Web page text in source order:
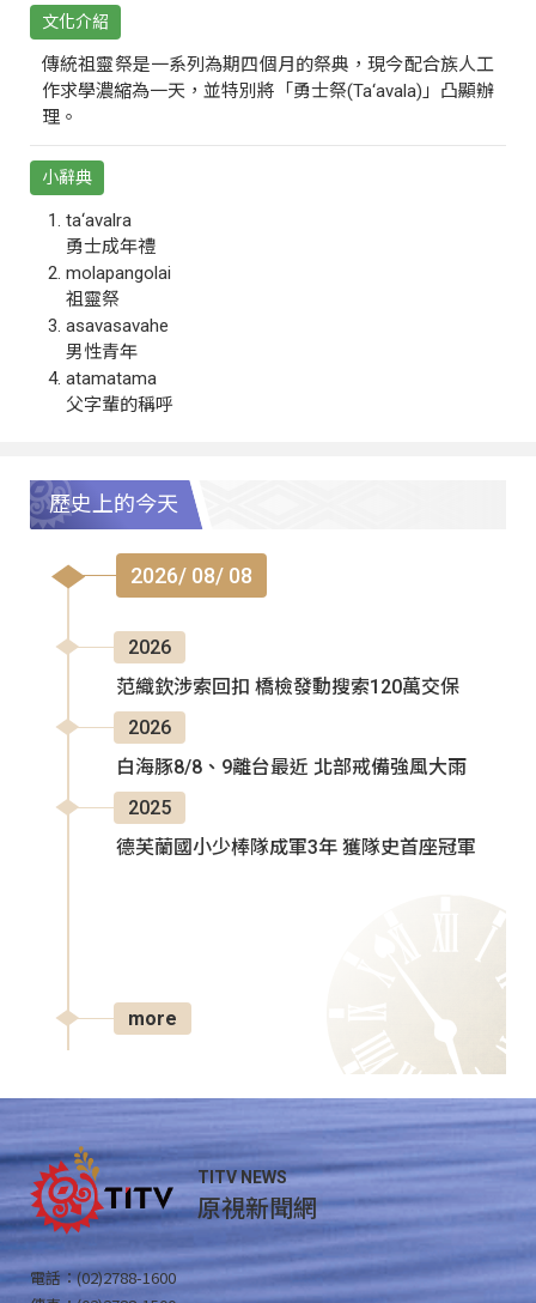
文化介紹
傳統祖靈祭是一系列為期四個月的祭典，現今配合族人工
作求學濃縮為一天，並特別將「勇士祭(Ta‘avala)」凸顯辦
理。
小辭典
ta‘avalra
勇士成年禮
molapangolai
祖靈祭
asavasavahe
男性青年
atamatama
父字輩的稱呼
歷史上的今天
2026/ 08/ 08
2026
范織欽涉索回扣 橋檢發動搜索120萬交保
2026
白海豚8/8、9離台最近 北部戒備強風大雨
2025
德芙蘭國小少棒隊成軍3年 獲隊史首座冠軍
more
TITV NEWS
原視新聞網
電話：(02)2788-1600